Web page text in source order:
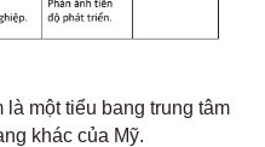
một tiểu bang trung tâm
khác của Mỹ.